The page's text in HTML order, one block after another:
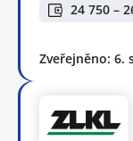
24 750 –
Zveřejněno: 6.